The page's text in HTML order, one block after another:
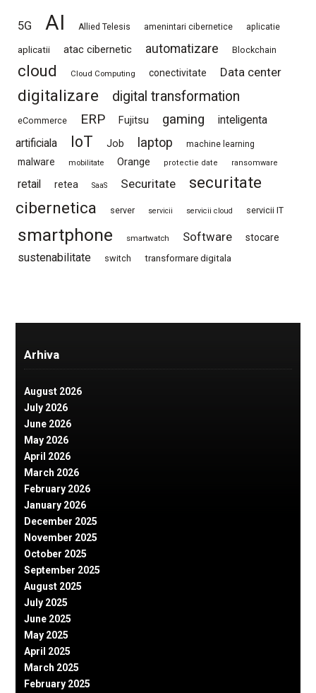
5G AI Allied Telesis amenintari cibernetice aplicatie
aplicatii atac cibernetic automatizare Blockchain
cloud Cloud Computing conectivitate Data center
digitalizare digital transformation
eCommerce ERP Fujitsu gaming
inteligenta
artificiala
IoT Job laptop machine learning
malware mobilitate Orange protectie date ransomware
retail retea SaaS Securitate
securitate
cibernetica
server servicii servicii cloud servicii IT
smartphone smartwatch Software stocare
sustenabilitate switch transformare digitala
Arhiva
August 2026
July 2026
June 2026
May 2026
April 2026
March 2026
February 2026
January 2026
December 2025
November 2025
October 2025
September 2025
August 2025
July 2025
June 2025
May 2025
April 2025
March 2025
February 2025